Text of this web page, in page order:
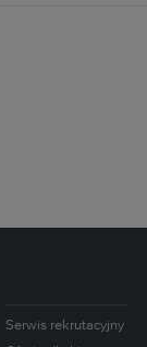
Serwis rekrutacyjny